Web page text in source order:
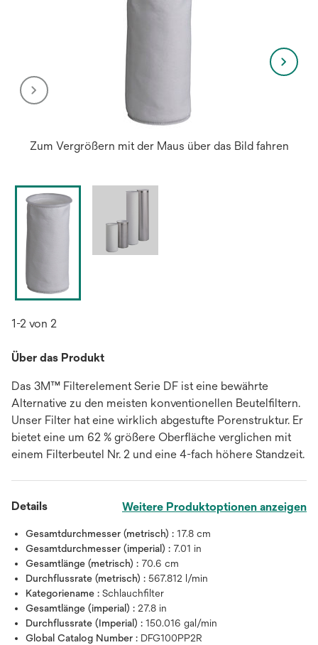
Zum Vergrößern mit der Maus über das Bild fahren
1-2 von 2
Über das Produkt
Das 3M™ Filterelement Serie DF ist eine bewährte
Alternative zu den meisten konventionellen Beutelfiltern.
Unser Filter hat eine wirklich abgestufte Porenstruktur. Er
bietet eine um 62 % größere Oberfläche verglichen mit
einem Filterbeutel Nr. 2 und eine 4-fach höhere Standzeit.
Details Weitere Produktoptionen anzeigen
Gesamtdurchmesser (metrisch) : 17.8 cm
Gesamtdurchmesser (imperial) : 7.01 in
Gesamtlänge (metrisch) : 70.6 cm
Durchflussrate (metrisch) : 567.812 l/min
Kategoriename : Schlauchfilter
Gesamtlänge (imperial) : 27.8 in
Durchflussrate (Imperial) : 150.016 gal/min
Global Catalog Number : DFG100PP2R